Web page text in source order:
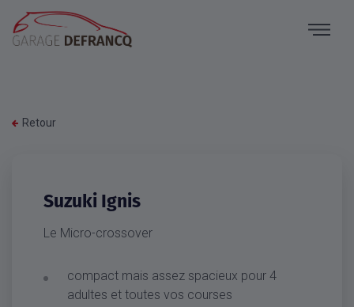
Retour
Suzuki Ignis
Le Micro-crossover
compact mais assez spacieux pour 4
adultes et toutes vos courses